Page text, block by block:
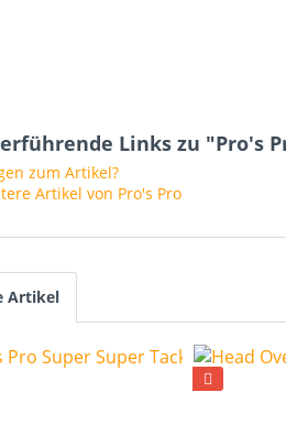
Links zu "Pro's
zum Artikel?
Artikel von Pro's Pro
Artikel